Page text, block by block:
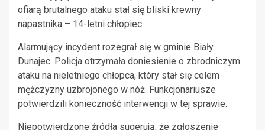
ofiarą brutalnego ataku stał się bliski krewny
napastnika – 14-letni chłopiec.
Alarmujący incydent rozegrał się w gminie Biały
Dunajec. Policja otrzymała doniesienie o zbrodniczym
ataku na nieletniego chłopca, który stał się celem
mężczyzny uzbrojonego w nóż. Funkcjonariusze
potwierdzili konieczność interwencji w tej sprawie.
Niepotwierdzone źródła sugerują, że zgłoszenie